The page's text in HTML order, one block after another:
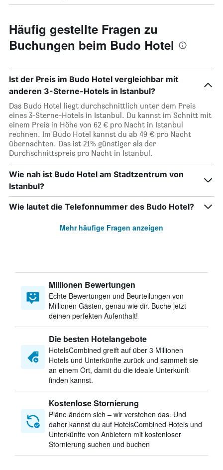
Häufig gestellte Fragen zu
Buchungen beim Budo Hotel
Ist der Preis im Budo Hotel vergleichbar mit
anderen 3-Sterne-Hotels in Istanbul?
Das Budo Hotel liegt durchschnittlich unter dem Preis
eines 3-Sterne-Hotels in Istanbul. Du kannst im Schnitt mit
einem Preis in Höhe von 62 € pro Nacht in Istanbul
rechnen. Im Budo Hotel kannst du ab 49 € pro Nacht
übernachten. Das ist 21% günstiger als der
Durchschnittspreis pro Nacht in Istanbul.
Wie nah ist Budo Hotel am Stadtzentrum von
Istanbul?
Wie lautet die Telefonnummer des Budo Hotel?
Mehr häufige Fragen anzeigen
Millionen Bewertungen
Echte Bewertungen und Beurteilungen von
Millionen Gästen, genau wie dir. Buche jetzt
deinen perfekten Aufenthalt!
Die besten Hotelangebote
HotelsCombined greift auf über 3 Millionen
Hotels und Unterkünfte zurück und sammelt sie
an einem Ort, damit du die ideale Unterkunft
finden kannst.
Kostenlose Stornierung
Pläne ändern sich – wir verstehen das. Und
daher kannst du auf HotelsCombined Hotels und
Unterkünfte von Anbietern mit kostenloser
Stornierung suchen und buchen